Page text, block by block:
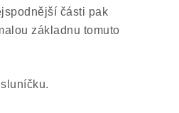
části pak
základnu tomuto